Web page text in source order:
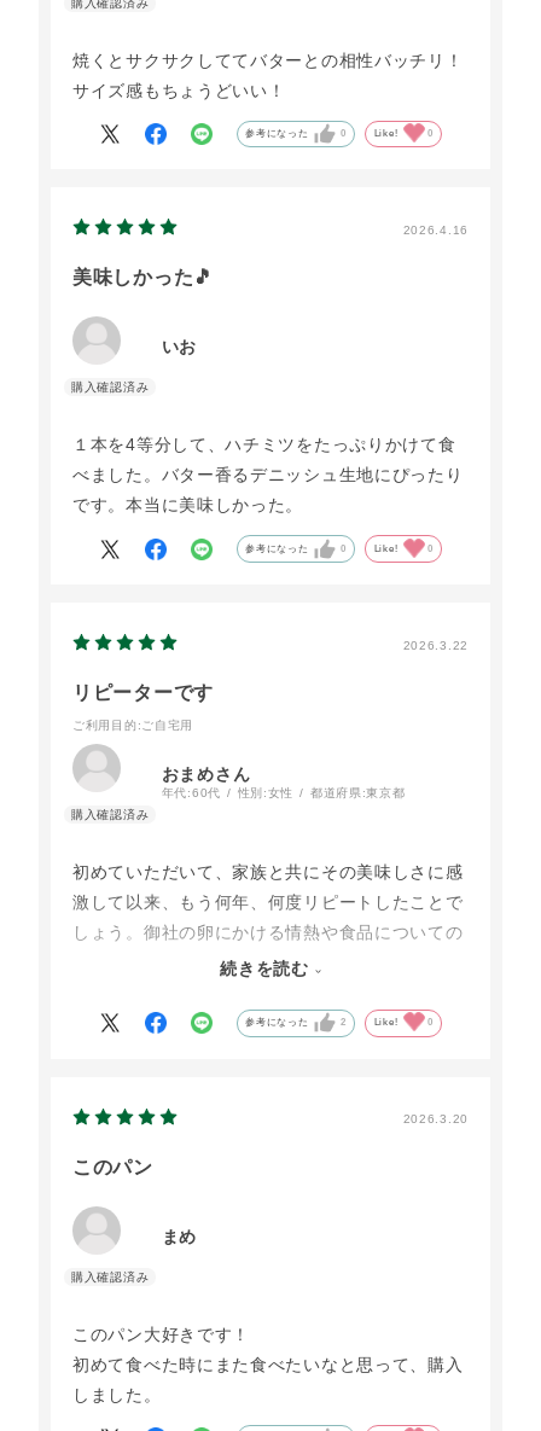
焼くとサクサクしててバターとの相性バッチリ！
サイズ感もちょうどいい！
参考になった 0 Like! 0
2026.4.16
美味しかった🎵
いお
１本を4等分して、ハチミツをたっぷりかけて食
べました。バター香るデニッシュ生地にぴったり
です。本当に美味しかった。
参考になった 0 Like! 0
2026.3.22
リピーターです
ご利用目的 :ご自宅用
おまめさん
年代:60代 性別:女性 都道府県:東京都
初めていただいて、家族と共にその美味しさに感
激して以来、もう何年、何度リピートしたことで
しょう。御社の卵にかける情熱や食品についての
価値観や真摯な姿勢は、いつも添えられている読
伝わってきていますが、安心、安全は当たり前、
のせて軽くあたためても、極上の味なので、感謝
リピートは確実に続くこと間違いなしです。
続きを読む
参考になった 2 Like! 0
2026.3.20
このパン
まめ
このパン大好きです！
初めて食べた時にまた食べたいなと思って、購入
しました。